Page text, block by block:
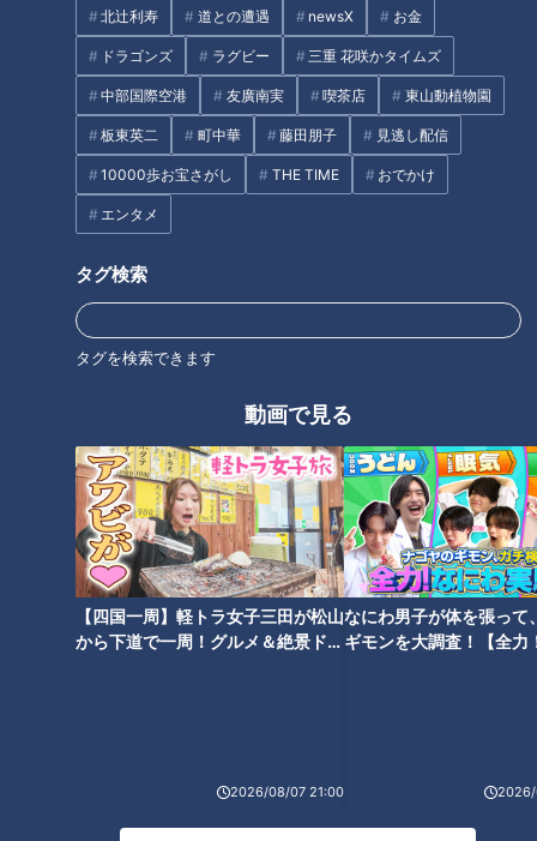
北辻利寿 道との遭遇 newsX お金
ドラゴンズ ラグビー 三重 花咲かタイムズ
中部国際空港 友廣南実 喫茶店 東山動植物園
板東英二 町中華 藤田朋子 見逃し配信
10000歩お宝さがし THE TIME おでかけ
エンタメ
タグ検索
タグを検索できます
動画で見る
【四国一周】軽トラ女子三田が松山
から下道で一周！グルメ＆絶景ドラ
2026/08/07 21:00
なにわ男子が体を張って
ギモンを大調査！【全力
2026/
オススメ関連コンテンツ
「鯛ごはん」の作り方【キユー
ピー３分クッキング】
方【キユーピー３分クッキン
グ】
「チューリップのから揚げ」の
作り方【キユーピー３分クッキ
「サーモンの甘酒焼き・甘酒み
そ汁」の作り方【キユーピー３
分クッキング】